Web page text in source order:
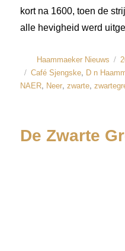
kort na 1600, toen de
alle hevigheid werd
Haammaeker Nieuws
Café Sjengske, D n
NAER, Neer,zwarte,
De Zwarte